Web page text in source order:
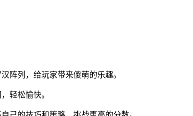
阵列，给玩家带来傻萌的乐趣。
轻松愉快。